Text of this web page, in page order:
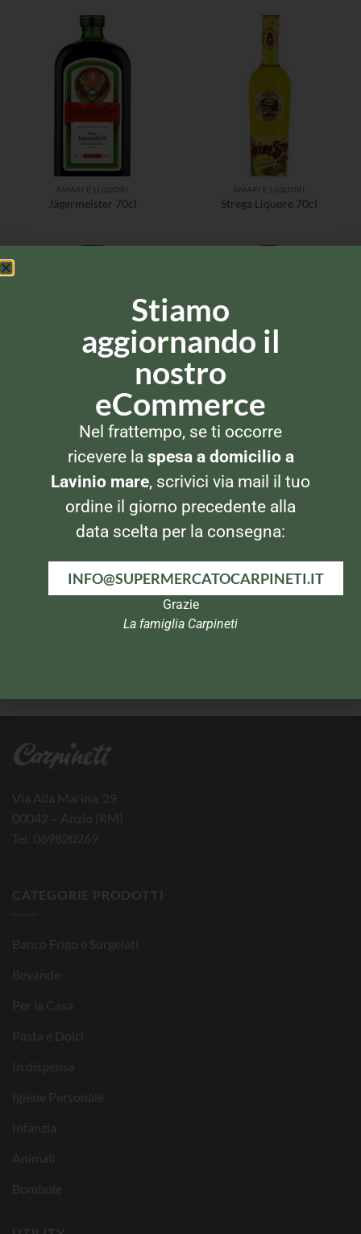
AMARI E LIQUORI
Jägermeister 70cl
AMARI E LIQUORI
Strega Liquore 70cl
AMARI E LIQUORI
Limoncello Villa Massa
AMARI E LIQUORI
Pallini Mistrà 700ml
Via Alla Marina, 29
00042 – Anzio (RM)
Tel: 069820269
CATEGORIE PRODOTTI
Banco Frigo e Surgelati
Bevande
Per la Casa
Pasta e Dolci
In dispensa
Igiene Personale
Infanzia
Animali
Bombole
Stiamo
aggiornando il
nostro
eCommerce
Nel frattempo, se ti occorre
ricevere la spesa a domicilio a
Lavinio mare, scrivici via mail il tuo
ordine il giorno precedente alla
data scelta per la consegna:
INFO@SUPERMERCATOCARPINETI.IT
Grazie
La famiglia Carpineti